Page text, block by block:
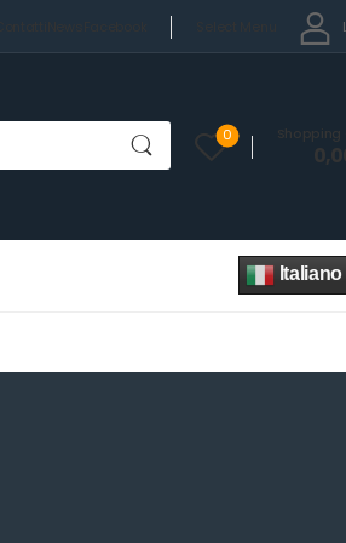
0 Shopping
Italiano